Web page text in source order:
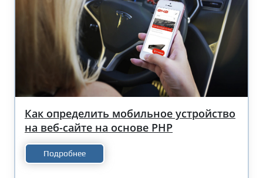
Как определить мобильное устройство
на веб-сайте на основе PHP
Подробнее